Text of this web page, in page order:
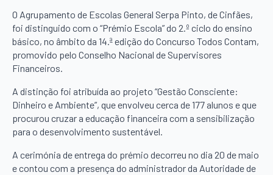
O Agrupamento de Escolas General Serpa Pinto, de Cinfães,
foi distinguido com o “Prémio Escola” do 2.º ciclo do ensino
básico, no âmbito da 14.ª edição do Concurso Todos Contam,
promovido pelo Conselho Nacional de Supervisores
Financeiros.
A distinção foi atribuída ao projeto “Gestão Consciente:
Dinheiro e Ambiente”, que envolveu cerca de 177 alunos e que
procurou cruzar a educação financeira com a sensibilização
para o desenvolvimento sustentável.
A cerimónia de entrega do prémio decorreu no dia 20 de maio
e contou com a presença do administrador da Autoridade de